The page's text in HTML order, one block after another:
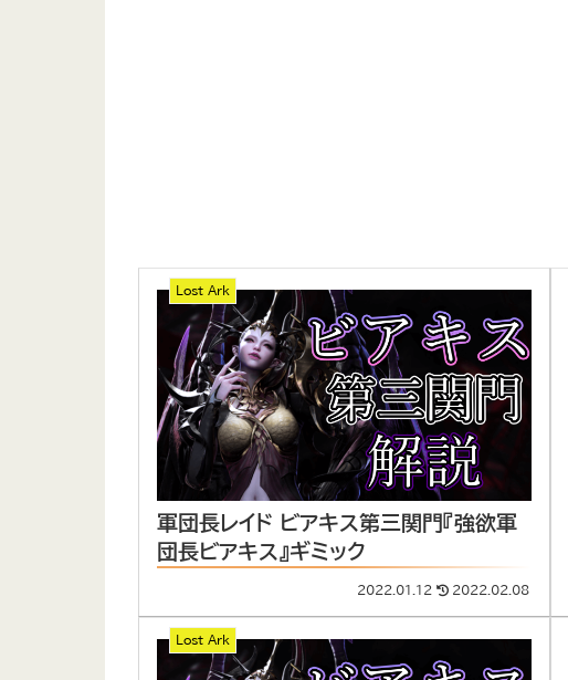
Lost Ark
軍団長レイド ビアキス第三関門『強欲軍
団長ビアキス』ギミック
2022.01.12 2022.02.08
Lost Ark